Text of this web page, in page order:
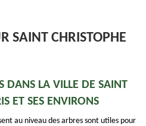
SAINT CHRISTOPHE
DANS LA VILLE DE SAINT
ET SES ENVIRONS
au niveau des arbres sont utiles pour